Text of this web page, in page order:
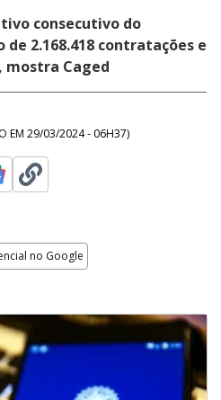
consecutivo do
2.168.418 contratações e
mostra Caged
EM 29/03/2024 - 06H37)
no Google